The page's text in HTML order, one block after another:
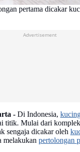
pertama dicakar
Advertisement
- Di Indonesia,
titik. Mulai dari
sengaja dicakar oleh
melakukan pertolongan